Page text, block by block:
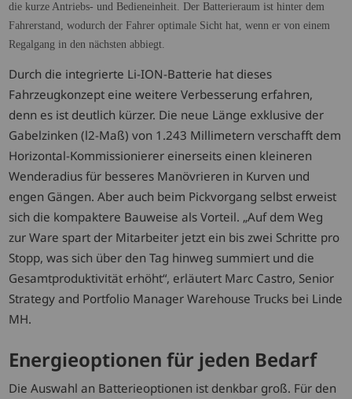
die kurze Antriebs- und Bedieneinheit. Der Batterieraum ist hinter dem
Fahrerstand, wodurch der Fahrer optimale Sicht hat, wenn er von einem
Regalgang in den nächsten abbiegt.
Durch die integrierte Li-ION-Batterie hat dieses
Fahrzeugkonzept eine weitere Verbesserung erfahren,
denn es ist deutlich kürzer. Die neue Länge exklusive der
Gabelzinken (l2-Maß) von 1.243 Millimetern verschafft dem
Horizontal-Kommissionierer einerseits einen kleineren
Wenderadius für besseres Manövrieren in Kurven und
engen Gängen. Aber auch beim Pickvorgang selbst erweist
sich die kompaktere Bauweise als Vorteil. „Auf dem Weg
zur Ware spart der Mitarbeiter jetzt ein bis zwei Schritte pro
Stopp, was sich über den Tag hinweg summiert und die
Gesamtproduktivität erhöht“, erläutert Marc Castro, Senior
Strategy and Portfolio Manager Warehouse Trucks bei Linde
MH.
Energieoptionen für jeden Bedarf
Die Auswahl an Batterieoptionen ist denkbar groß. Für den